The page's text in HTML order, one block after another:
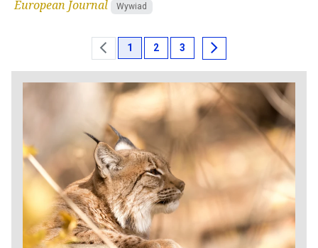
European Journal
Wywiad
chevron_left 1 2 3 chevron_right